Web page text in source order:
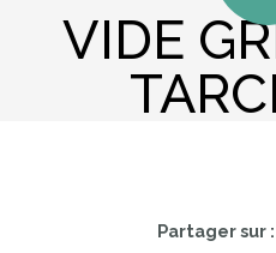
VIDE
Partager sur :